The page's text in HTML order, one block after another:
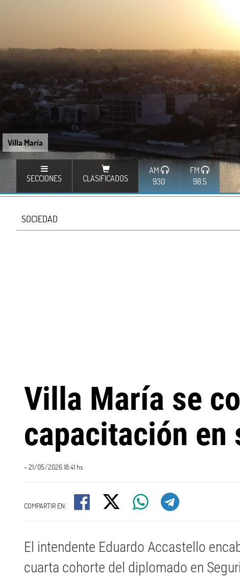
Villa María
SECCIONES CLASIFICADOS
AM
930
FM
98.5
SOCIEDAD
Villa María se
capacitación en
- 21/05/2026 18:41 hs
COMPARTIR EN:
El intendente Eduardo Accastello
cuarta cohorte del diplomado en